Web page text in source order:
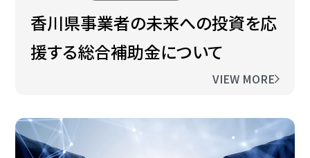
香川県事業者の未来への投資を応
援する総合補助金について
VIEW MORE